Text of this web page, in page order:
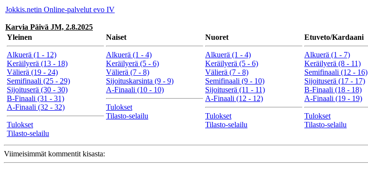
Jokkis.netin Online-palvelut evo IV
Karvia Päivä JM, 2.8.2025
Yleinen
Alkuerä (1 - 12)
Keräilyerä (13 - 18)
Välierä (19 - 24)
Semifinaali (25 - 29)
Sijoituserä (30 - 30)
B-Finaali (31 - 31)
A-Finaali (32 - 32)
Tulokset
Tilasto-selailu
Naiset
Alkuerä (1 - 4)
Keräilyerä (5 - 6)
Välierä (7 - 8)
Sijoituskarsinta (9 - 9)
A-Finaali (10 - 10)
Tulokset
Tilasto-selailu
Nuoret
Alkuerä (1 - 4)
Keräilyerä (5 - 6)
Välierä (7 - 8)
Semifinaali (9 - 10)
Sijoituserä (11 - 11)
A-Finaali (12 - 12)
Tulokset
Tilasto-selailu
Etuveto/Kardaani
Alkuerä (1 - 7)
Keräilyerä (8 - 11)
Semifinaali (12 - 16)
Sijoituserä (17 - 17)
B-Finaali (18 - 18)
A-Finaali (19 - 19)
Tulokset
Tilasto-selailu
Viimeisimmät kommentit kisasta: